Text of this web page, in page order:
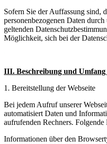
Sofern Sie der Auffassung sind,
personenbezogenen Daten
geltenden
Möglichkeit, sich bei der
III. Beschreibung und
1. Bereitstellung der Webseite
Bei jedem Aufruf unserer
automatisiert Daten und
aufrufenden Rechners.
Informationen über den